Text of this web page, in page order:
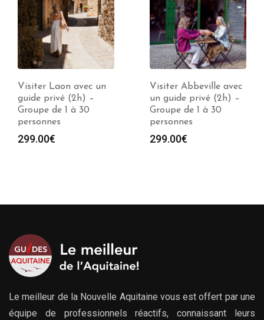
Visiter Abbeville avec
un guide privé (2h) –
Groupe de 1 à 30
personnes
299.00€
Visiter Lens avec un
guide privé (2h) –
Groupe de 1 à 30
personnes
299.00€
Le meilleur de la Nouvelle Aquitaine vous est offert par une
équipe de professionnels réactifs, connaissant leurs